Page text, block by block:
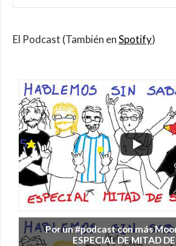
El Podcast (También enSpotify)
Por un #podcast con más
ESPECIAL DE MITAD